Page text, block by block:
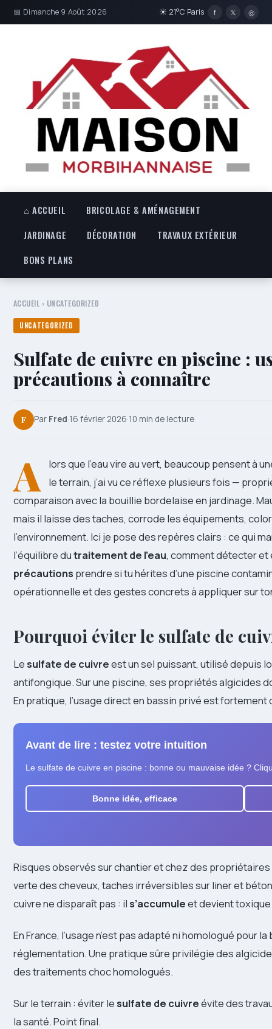
📅 Dimanche 9 Août 2026 ☀ 21°C Paris f 𝕏 ◎
⌂ ACCUEIL
BRICOLAGE & AMÉNAGEMENT
JARDINAGE
DÉCORATION
TRAVAUX EXTÉRIEUR
BONS PLANS
ACCUEIL › UNCATEGORIZED
UNCATEGORIZED
Sulfate de cuivre en piscine :
précautions à connaître
F Par Fred·16 février 2026·10 min de lecture
A lors que l’eau vire au vert, beaucoup pensent à
le terrain, j’ai vu ce réflexe plusieurs fois —
comparaison avec la bouillie bordelaise en jardinage.
mais il laisse des taches, corrode les équipements,
l’environnement. Ici je pose des repères clairs : ce qui
l’équilibre dutraitement de l’eau, comment détecter et
précautions prendre si tu hérites d’une piscine
opérationnelle et des gestes concrets à appliquer sur
Pourquoi éviter le sulfate de
Lesulfate de cuivreest un sel puissant, utilisé depuis
antifongique. Sur une piscine, ses propriétés algicides
En pratique, l’usage direct en bassin privé est
Avant de lire : testez votre intuition
Le sulfate de cuivre en piscine : bonne ou mauvaise idée ?
Bonne idée, efficace
Risques observés sur chantier et chez des
verte des cheveux, taches irréversibles sur liner et
cuivre ne disparaît pas : ils’accumuleet devient
En France, l’usage n’est pas adapté ni homologué pour
réglementation. Une pratique sûre privilégie des
des traitements choc homologués.
Sur le terrain : éviter lesulfate de cuivreévite des
la santé. Point final.